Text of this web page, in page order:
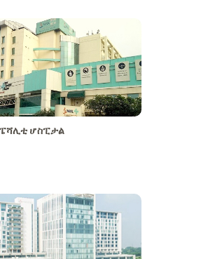
ሆስፒታል